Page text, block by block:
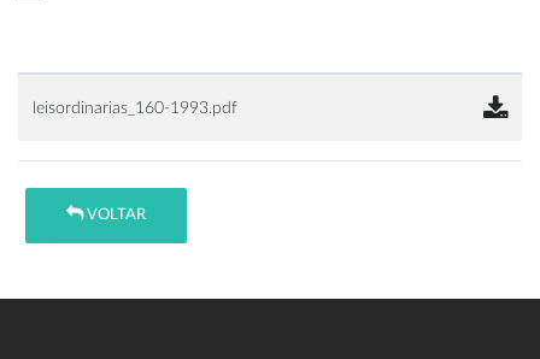
leisordinarias_160-1993.pdf
VOLTAR